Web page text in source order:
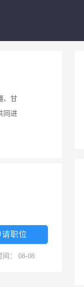
、甘
同进
请职位
间： 08-08